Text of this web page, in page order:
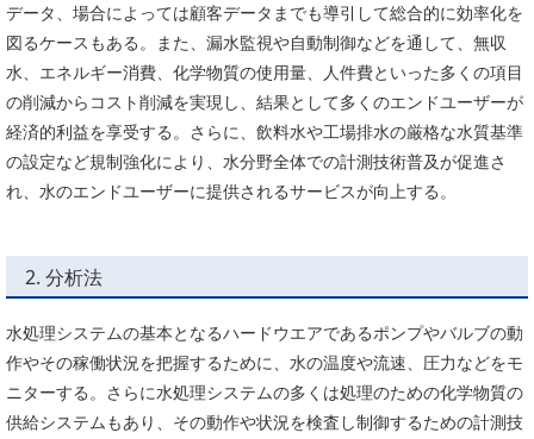
データ、場合によっては顧客データまでも導引して総合的に効率化を
図るケースもある。また、漏水監視や自動制御などを通して、無収
水、エネルギー消費、化学物質の使用量、人件費といった多くの項目
の削減からコスト削減を実現し、結果として多くのエンドユーザーが
経済的利益を享受する。さらに、飲料水や工場排水の厳格な水質基準
の設定など規制強化により、水分野全体での計測技術普及が促進さ
れ、水のエンドユーザーに提供されるサービスが向上する。
2. 分析法
水処理システムの基本となるハードウエアであるポンプやバルブの動
作やその稼働状況を把握するために、水の温度や流速、圧力などをモ
ニターする。さらに水処理システムの多くは処理のための化学物質の
供給システムもあり、その動作や状況を検査し制御するための計測技